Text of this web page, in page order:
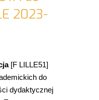
2023-
[F LILLE51]
do
dydaktycznej